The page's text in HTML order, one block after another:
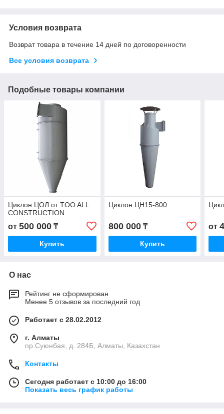
Условия возврата
Возврат товара в течение 14 дней по договоренности
Все условия возврата
Подобные товары компании
Циклон ЦОЛ от TOO ALL
CONSTRUCTION
от 500 000 ₸
Купить
Циклон ЦН15-800
800 000₸
Купить
от
О нас
Рейтинг не сформирован
Менее 5 отзывов за последний год
Работает с 28.02.2012
г. Алматы
пр.Суюнбая, д. 284Б, Алматы, Казахстан
Контакты
Сегодня работает с 10:00 до 16:00
Показать весь график работы